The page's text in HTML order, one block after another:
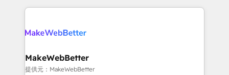
only firm in the world to hold Elite Partner
clients gain a unique advantage in CRM architecture,
market execution. Why B2B Businesses Choose RP: -
Secure: Soc2 compliant 🛡️ - Pricing: Implementations
MakeWebBetter
提供元：MakeWebBetter